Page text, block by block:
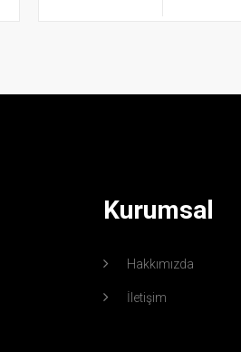
Kurumsal
Hakkımızda
İletişim